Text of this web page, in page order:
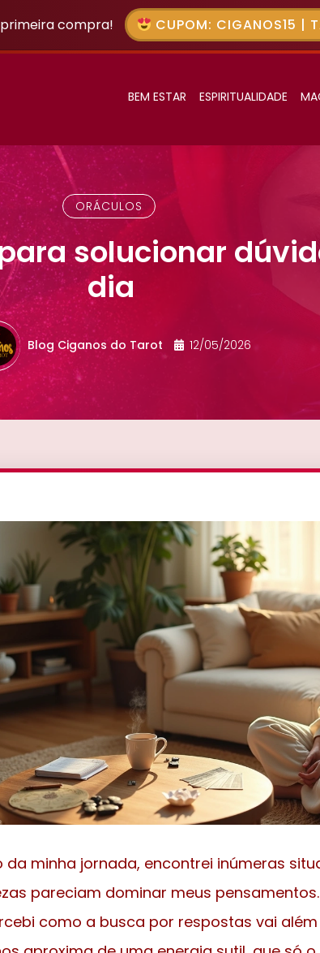
primeira compra! CUPOM: CIGANOS15 |
BEM ESTAR ESPIRITUALIDADE
ORÁCULOS
solucionar
dia
Blog Ciganos do Tarot 12/05/2026
da minha jornada, encontrei inúmeras
pareciam dominar meus
como a busca por respostas vai